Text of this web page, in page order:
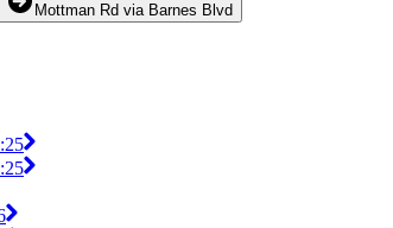
Mottman Rd via Barnes Blvd